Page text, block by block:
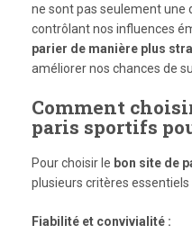
ne sont pas seulement une
contrôlant nos influences
parier de manière plus
améliorer nos chances de
Comment
paris sportifs
Pour choisir le bon site de
plusieurs critères
Fiabilité et convivialité :